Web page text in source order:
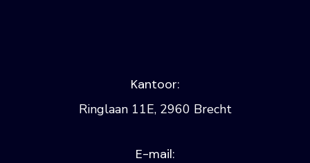
Kantoor:
Ringlaan 11E, 2960 Brecht
E-mail: